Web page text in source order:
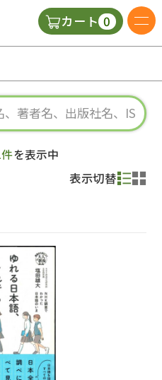
カート 0
視聴覚・補助教材
教師用参考書
を表示中
表示切替